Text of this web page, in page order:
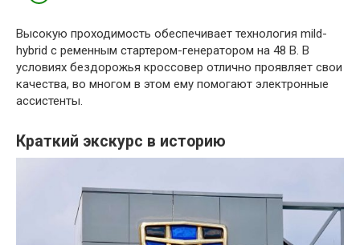
Высокую проходимость обеспечивает технология mild-
hybrid с ременным стартером-генератором на 48 В. В
условиях бездорожья кроссовер отлично проявляет свои
качества, во многом в этом ему помогают электронные
ассистенты.
Краткий экскурс в историю